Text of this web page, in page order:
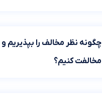
چگونه نظر مخالف را بپذیریم
مخالفت کنیم؟